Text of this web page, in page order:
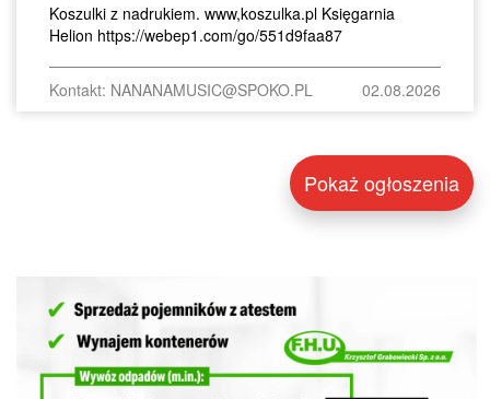
Koszulki z nadrukiem. www,koszulka.pl Księgarnia
Helion https://webep1.com/go/551d9faa87
Kontakt: NANANAMUSIC@SPOKO.PL 02.08.2026
Pokaż ogłoszenia